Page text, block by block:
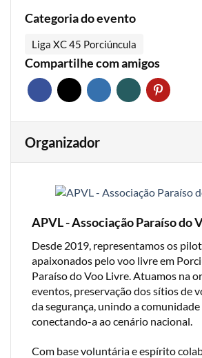
Categoria do evento
Liga XC 45 Porciúncula
Compartilhe com amigos
Organizador
APVL - Associação Paraíso do
Desde 2019, representamos os
apaixonados pelo voo livre em
Paraíso do Voo Livre. Atuamos na
eventos, preservação dos sítios de
da segurança, unindo a comunidade
conectando-a ao cenário nacional.
Com base voluntária e espírito